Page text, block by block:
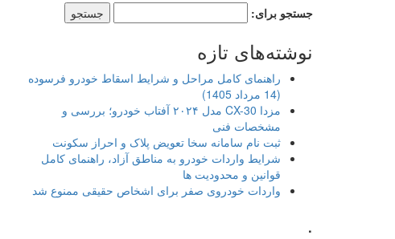
جستجو برای:
نوشته‌های تازه
راهنمای کامل مراحل و شرایط اسقاط خودرو فرسوده
(14 مرداد 1405)
مزدا CX-30 مدل ۲۰۲۴ آفتاب خودرو؛ بررسی و
مشخصات فنی
ثبت نام سامانه سخا تعویض پلاک و احراز سکونت
شرایط واردات خودرو به مناطق آزاد، راهنمای کامل
قوانین و محدودیت ها
واردات خودروی صفر برای اشخاص حقیقی ممنوع شد
.